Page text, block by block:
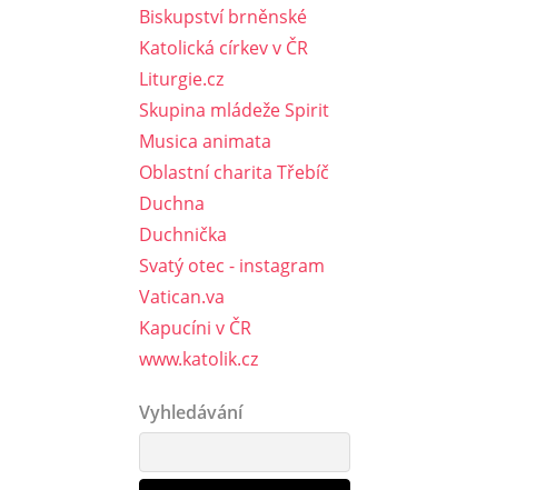
Biskupství brněnské
Katolická církev v ČR
Liturgie.cz
Skupina mládeže Spirit
Musica animata
Oblastní charita Třebíč
Duchna
Duchnička
Svatý otec - instagram
Vatican.va
Kapucíni v ČR
www.katolik.cz
Vyhledávání